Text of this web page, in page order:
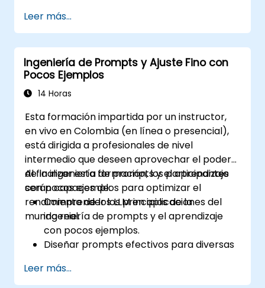
satisfacción del usuario.
Utilizar modelos de IA de manera efectiva
para atender consultas de clientes y
automatizar respuestas.
Diseñar prompts para flujos de trabajo
complejos, escalaciones y resolución de
Garantizar interacciones éticas con la IA
y reducir los sesgos en el servicio
automatizado al cliente.
Leer más...
Ingeniería de Prompts y Ajuste Fino con
Pocos Ejemplos
14 Horas
Esta formación impartida por un instructor,
en vivo en Colombia (en línea o presencial),
está dirigida a profesionales de nivel
intermedio que deseen aprovechar el poder
de la ingeniería de prompts y el aprendizaje
con pocos ejemplos para optimizar el
rendimiento de los LLM en aplicaciones del
mundo real.
Al finalizar esta formación, los participantes
serán capaces de:
Comprender los principios de la
ingeniería de prompts y el aprendizaje
con pocos ejemplos.
Diseñar prompts efectivos para diversas
natural (NLP).
Leer más...